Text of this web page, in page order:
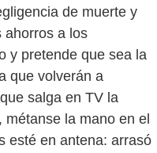
de muerte y
ahorros a los
y pretende que sea la
que volverán a
salga en TV la
la mano en el
esté en antena: arrasó